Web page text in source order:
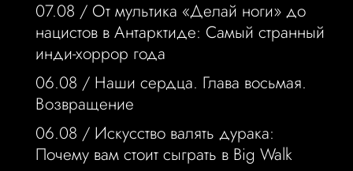
07.08 / От мультика «Делай ноги» до
нацистов в Антарктиде: Самый странный
инди-хоррор года
06.08 / Наши сердца. Глава восьмая.
Возвращение
06.08 / Искусство валять дурака:
Почему вам стоит сыграть в Big Walk